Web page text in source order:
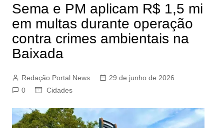
Sema e PM aplicam R$ 1,5 mi
em multas durante operação
contra crimes ambientais na
Baixada
Redação Portal News
29 de junho de 2026
0
Cidades